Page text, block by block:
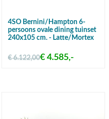
4SO Bernini/Hampton 6-
persoons ovale dining tuinset
240x105 cm. - Latte/Mortex
€ 6.122,00€ 4.585,-